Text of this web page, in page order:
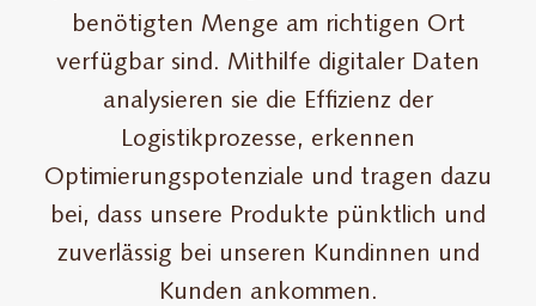
benötigten Menge am richtigen Ort
verfügbar sind. Mithilfe digitaler Daten
analysieren sie die Effizienz der
Logistikprozesse, erkennen
Optimierungspotenziale und tragen dazu
bei, dass unsere Produkte pünktlich und
zuverlässig bei unseren Kundinnen und
Kunden ankommen.